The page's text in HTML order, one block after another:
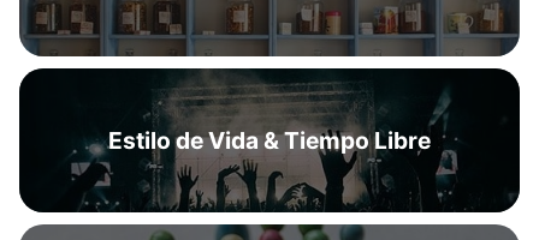
Estilo de Vida & Tiempo Libre